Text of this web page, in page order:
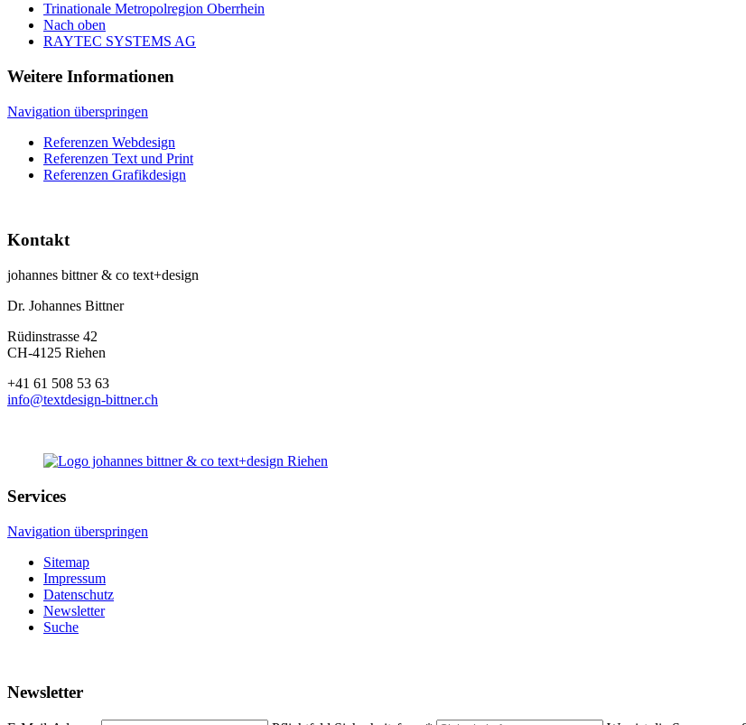
Trinationale Metropolregion Oberrhein
Nach oben
RAYTEC SYSTEMS AG
Weitere Informationen
Navigation überspringen
Referenzen Webdesign
Referenzen Text und Print
Referenzen Grafikdesign
Kontakt
johannes bittner & co text+design
Dr. Johannes Bittner
Rüdinstrasse 42
CH-4125 Riehen
+41 61 508 53 63
info@textdesign-bittner.ch
Services
Navigation überspringen
Sitemap
Impressum
Datenschutz
Newsletter
Suche
Newsletter